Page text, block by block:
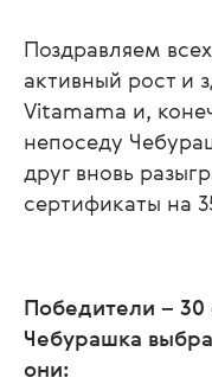
Поздравляем
активный рост и
Vitamama и,
непоседу
друг вновь
сертификаты на
Победители – 30
Чебурашка
они: